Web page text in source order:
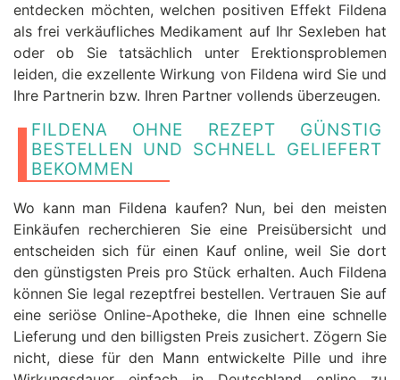
entdecken möchten, welchen positiven Effekt Fildena
als frei verkäufliches Medikament auf Ihr Sexleben hat
oder ob Sie tatsächlich unter Erektionsproblemen
leiden, die exzellente Wirkung von Fildena wird Sie und
Ihre Partnerin bzw. Ihren Partner vollends überzeugen.
FILDENA OHNE REZEPT GÜNSTIG
BESTELLEN UND SCHNELL GELIEFERT
BEKOMMEN
Wo kann man Fildena kaufen? Nun, bei den meisten
Einkäufen recherchieren Sie eine Preisübersicht und
entscheiden sich für einen Kauf online, weil Sie dort
den günstigsten Preis pro Stück erhalten. Auch Fildena
können Sie legal rezeptfrei bestellen. Vertrauen Sie auf
eine seriöse Online-Apotheke, die Ihnen eine schnelle
Lieferung und den billigsten Preis zusichert. Zögern Sie
nicht, diese für den Mann entwickelte Pille und ihre